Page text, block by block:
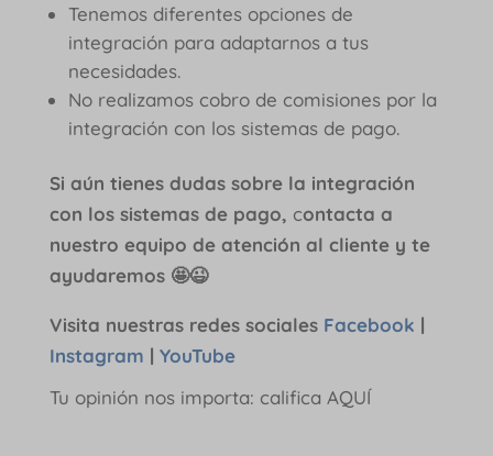
Tenemos diferentes opciones de
integración para adaptarnos a tus
necesidades.
No realizamos cobro de comisiones por la
integración con los sistemas de pago.
Si aún tienes dudas sobre la integración
con los sistemas de pago, contacta a
nuestro equipo de atención al cliente y te
ayudaremos 🤩😉
Visita nuestras redes sociales Facebook |
Instagram | YouTube
Tu opinión nos importa: califica AQUÍ